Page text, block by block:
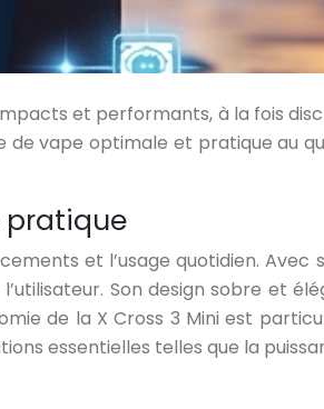
et performants, à la fois
vape optimale et pratique au
pratique
et l’usage quotidien.
Son design sobre et
de la X Cross 3 Mini est
essentielles telles que la